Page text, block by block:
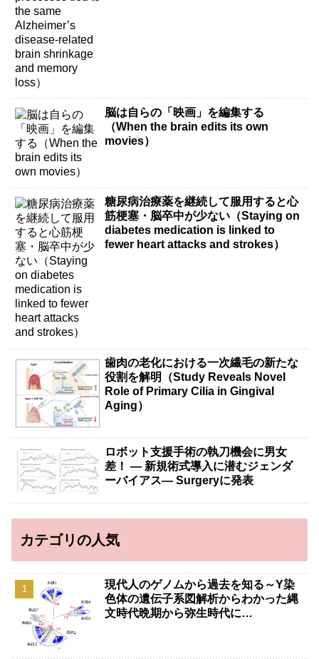
脳は自らの「映画」を編集する
（When the brain edits its own
movies）
糖尿病治療薬を継続して服用すると心
筋梗塞・脳卒中が少ない（Staying on
diabetes medication is linked to
fewer heart attacks and strokes）
歯肉の老化における一次繊毛の新たな
役割を解明（Study Reveals Novel
Role of Primary Cilia in Gingival
Aging）
ロボット支援手術の執刀機会に男女
差！ — 新規術式導入に潜むジェンダ
ーバイアス— Surgeryに発表
カテゴリの人気
現代人のゲノムから過去を知る～Y染
色体の遺伝子系図解析からわかった縄
文時代晩期から弥生時代に…